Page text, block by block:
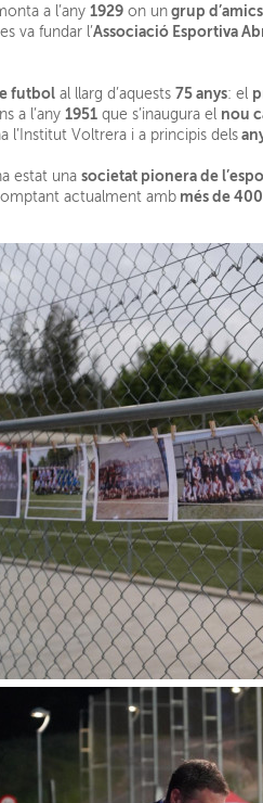
a l’any 1929on ungrup d’amics
va fundar l’Associació Esportiva
futbolal llarg d’aquests 75 anys: el
a l’any 1951que s’inaugura el nou
l’Institut Voltrera i a principis dels
estat una societat pionera de
actualment ambmés de